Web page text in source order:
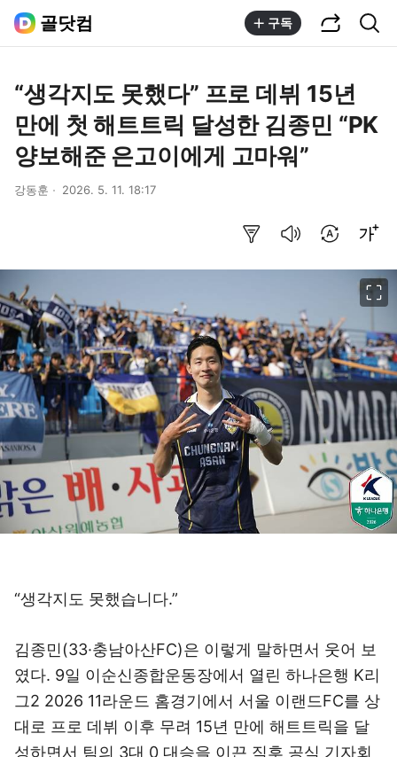
골닷컴 구독
“생각지도 못했다” 프로 데뷔 15년
만에 첫 해트트릭 달성한 김종민 “PK
양보해준 은고이에게 고마워”
강동훈 2026. 5. 11. 18:17
“생각지도 못했습니다.”
김종민(33·충남아산FC)은 이렇게 말하면서 웃어 보
였다. 9일 이순신종합운동장에서 열린 하나은행 K리
그2 2026 11라운드 홈경기에서 서울 이랜드FC를 상
대로 프로 데뷔 이후 무려 15년 만에 해트트릭을 달
성하면서 팀의 3대 0 대승을 이끈 직후 공식 기자회